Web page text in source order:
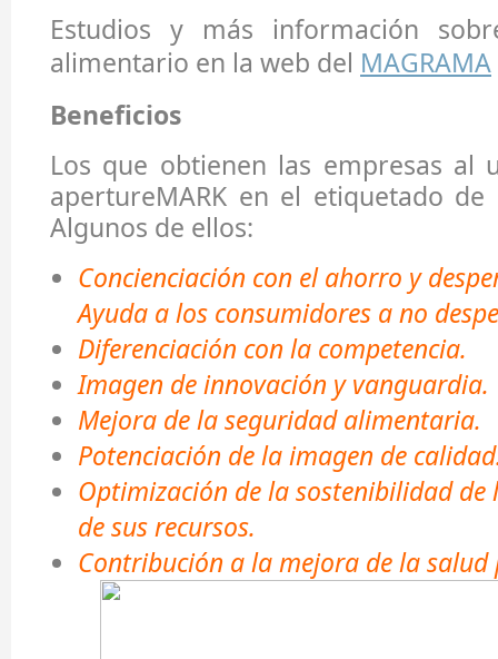
Estudios y más información
alimentario en la web del MAGRAMA
Beneficios
Los que obtienen las empresas al
apertureMARK en el etiquetado de
Algunos de ellos:
Concienciación con el ahorro y
Ayuda a los consumidores a no
Diferenciación con la competencia.
Imagen de innovación y vanguardia.
Mejora de la seguridad alimentaria.
Potenciación de la imagen de
Optimización de la sostenibilidad de
de sus recursos.
Contribución a la mejora de la salud